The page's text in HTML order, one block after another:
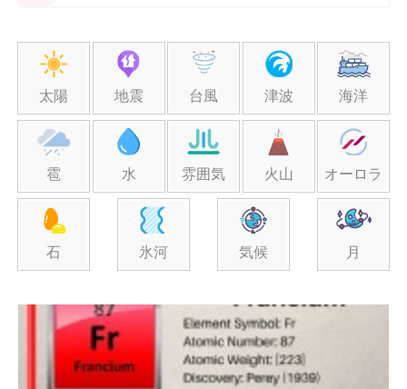
太陽 地震 台風 津波 海洋
雹 水 雰囲気 火山 オーロラ
石 氷河 気候 月